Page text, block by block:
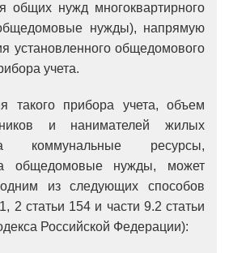
общих нужд многоквартирного
нужды), напрямую
установленного общедомового
учета.
такого прибора учета, объем
и нанимателей жилых
коммунальные ресурсы,
общедомовые нужды, может
из следующих способов
2 статьи 154 и части 9.2 статьи
Российской Федерации):